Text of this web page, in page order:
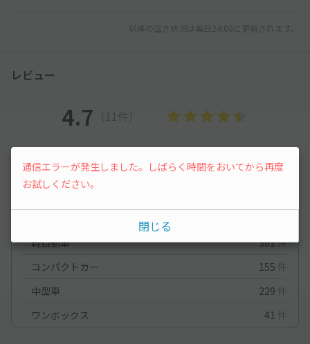
以降の空き状況は毎日24:00に更新されます。
レビュー
4.7 （11件）
満足度 4.7 立地
4.5
停めやすさ
4.4 駐車料金
4.8
車種ごとの利用実績
軽自動車
301件
コンパクトカー
155 件
中型車
229 件
ワンボックス
41 件
通信エラーが発生しました。しばらく時間をおいてから再度
お試しください。
閉じる